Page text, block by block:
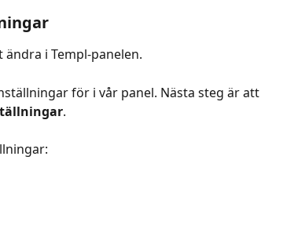
i Templ-panelen.
för i vår panel. Nästa steg är att
.